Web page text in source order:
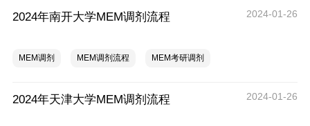
2024年南开大学MEM调剂流程 2024-01-26
MEM调剂 MEM调剂流程 MEM考研调剂
2024年天津大学MEM调剂流程 2024-01-26